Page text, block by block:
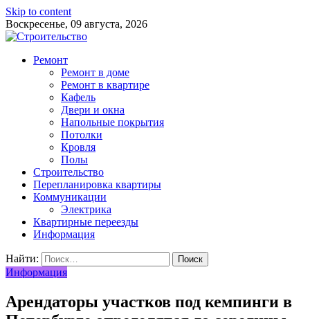
Skip to content
Воскресенье, 09 августа, 2026
Ремонт
Ремонт в доме
Ремонт в квартире
Кафель
Двери и окна
Напольные покрытия
Потолки
Кровля
Полы
Строительство
Перепланировка квартиры
Коммуникации
Электрика
Квартирные переезды
Информация
Найти:
Информация
Арендаторы участков под кемпинги в